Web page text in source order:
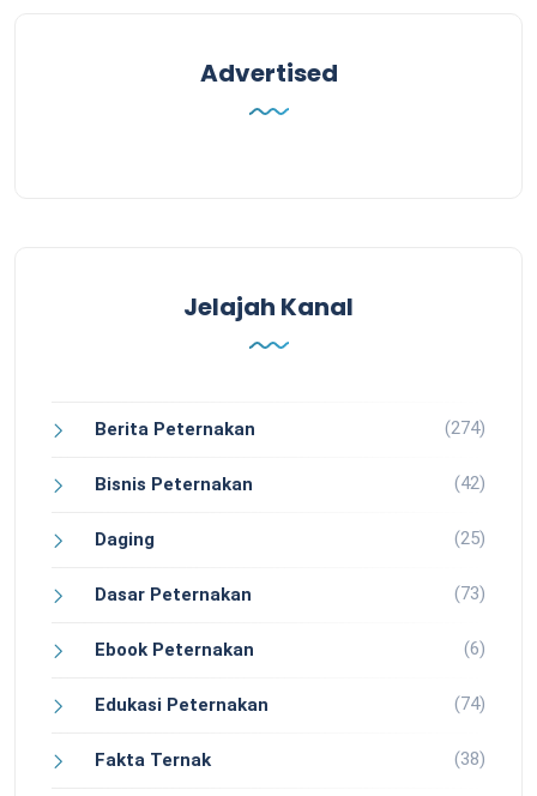
Advertised
Jelajah Kanal
Berita Peternakan (274)
Bisnis Peternakan (42)
Daging (25)
Dasar Peternakan (73)
Ebook Peternakan (6)
Edukasi Peternakan (74)
Fakta Ternak (38)